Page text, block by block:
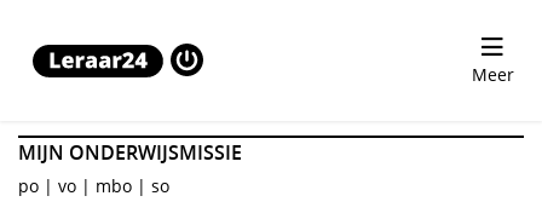
Meer
MIJN ONDERWIJSMISSIE
po vo mbo so